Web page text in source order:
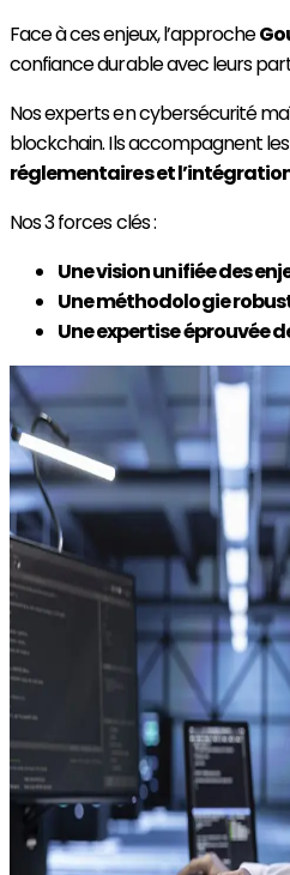
Face à ces enjeux, l’approche
confiance durable avec leurs
Nos experts en cybersécurité
blockchain. Ils accompagnent
réglementaires et
Nos 3 forces clés :
Une vision unifiée des
Une méthodologie
Une expertise éprouvée